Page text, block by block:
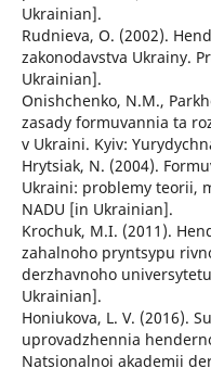
Ukrainian].
Rudnieva, O. (2002).
zakonodavstva Ukrainy.
Ukrainian].
Onishchenko, N.M.,
zasady formuvannia ta
v Ukraini. Kyiv:
Hrytsiak, N. (2004).
Ukraini: problemy teorii,
NADU [in Ukrainian].
Krochuk, M.I. (2011).
zahalnoho pryntsypu
derzhavnoho
Ukrainian].
Honiukova, L. V. (2016).
uprovadzhennia
Natsionalnoi akademii